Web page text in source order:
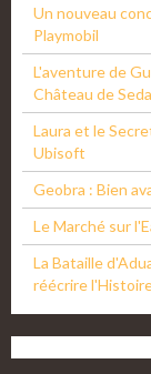
Un nouveau
Playmobil
L'aventure de
Château de
Laura et le
Ubisoft
Geobra : Bien
Le Marché sur
La Bataille
réécrire